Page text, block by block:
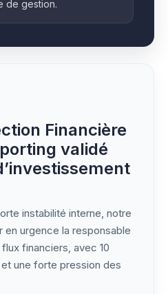
de gestion.
Financière
validé
instabilité interne, notre
urgence la responsable
financiers, avec 10
une forte pression des